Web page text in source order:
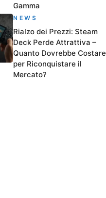
Gamma
NEWS
Rialzo dei Prezzi: Steam
Deck Perde Attrattiva –
Quanto Dovrebbe Costare
per Riconquistare il
Mercato?